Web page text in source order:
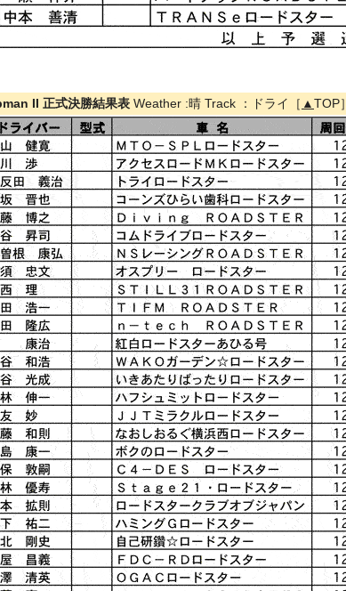
II 正式決勝結果表 Weather :晴 Track ：ドライ［ ▲TOP］